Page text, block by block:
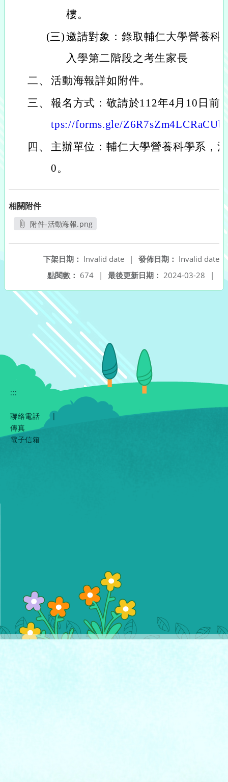
樓。
(三)邀請對象：錄取輔仁大學營養科
入學第二階段之考生家長
二、 活動海報詳如附件。
三、 報名方式：敬請於112年4月10日前
tps://forms.gle/
四、
主辦單位：輔仁大學營養科學系，
0。
相關附件
附件-活動海報.png
發佈日期： Invalid date
下架日期： Invalid date
|
最後更新日期： 2024-03-28 |
點閱數： 674 |
:::
聯絡電話
|
傳真
電子信箱